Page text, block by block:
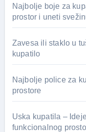
Najbolje boje za
prostor i uneti
Zavesa ili staklo u
kupatilo
Najbolje police za
prostore
Uska kupatila –
funkcionalnog